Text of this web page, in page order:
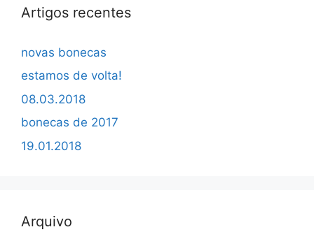
Artigos recentes
novas bonecas
estamos de volta!
08.03.2018
bonecas de 2017
19.01.2018
Arquivo